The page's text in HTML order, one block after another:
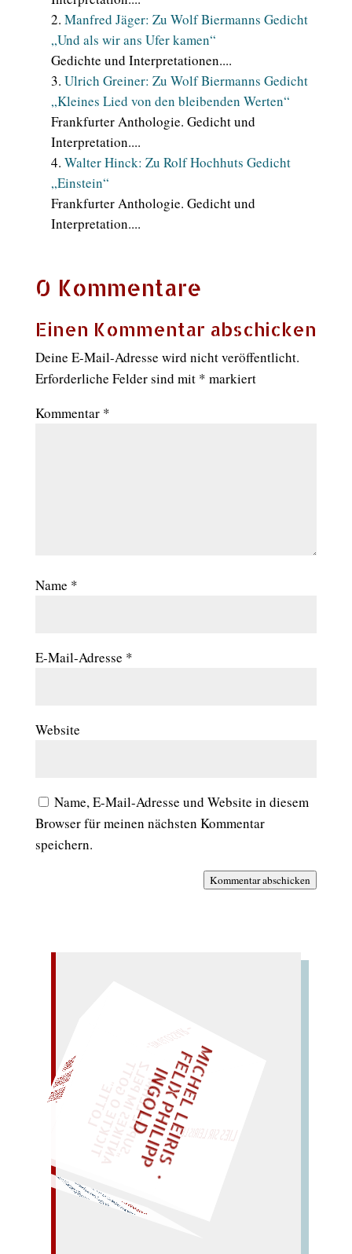
Manfred Jäger: Zu Wolf Biermanns Gedicht
„Und als wir ans Ufer kamen“
Gedichte und Interpretationen....
Ulrich Greiner: Zu Wolf Biermanns Gedicht
„Kleines Lied von den bleibenden Werten“
Frankfurter Anthologie. Gedicht und
Interpretation....
Walter Hinck: Zu Rolf Hochhuts Gedicht
„Einstein“
Frankfurter Anthologie. Gedicht und
Interpretation....
0 Kommentare
Einen Kommentar abschicken
Deine E-Mail-Adresse wird nicht veröffentlicht.
Erforderliche Felder sind mit * markiert
Kommentar *
Name *
E-Mail-Adresse *
Website
Name, E-Mail-Adresse und Website in diesem
Browser für meinen nächsten Kommentar
speichern.
Kommentar abschicken
„
S
U
P
P
E
L
E
H
M
A
N
T
I
K
E
S
I
M
P
E
L
ZT
I
C
K
T
E
O
G
O
T
TL
O
T
T
E
R
ö
hre bröckelt; Pore wird
gr
öber. –
Orpheus am Reck(
O
per): E
mpörer der Röcke.
M
I
C
H
E
L
L
E
I
R
I
S
・
F
E
L
I
X
P
H
I
L
I
P
P
IN
G
O
L
D
EINMAL!